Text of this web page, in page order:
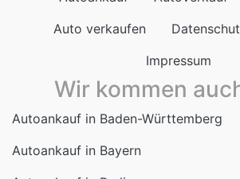
Auto verkaufen
Impressum
Wir kommen
Autoankauf in Baden-Württemberg
Autoankauf in Bayern